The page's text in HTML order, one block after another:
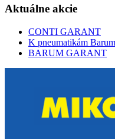
Aktuálne akcie
CONTI GARANT
K pneumatikám
BARUM GARANT